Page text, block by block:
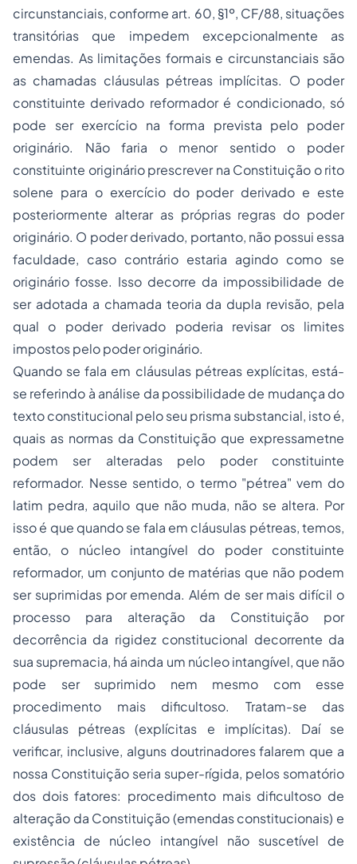
circunstanciais, conforme art. 60, §1º, CF/88, situações
transitórias que impedem excepcionalmente as
emendas. As limitações formais e circunstanciais são
as chamadas cláusulas pétreas implícitas. O poder
constituinte derivado reformador é condicionado, só
pode ser exercício na forma prevista pelo poder
originário. Não faria o menor sentido o poder
constituinte originário prescrever na Constituição o rito
solene para o exercício do poder derivado e este
posteriormente alterar as próprias regras do poder
originário. O poder derivado, portanto, não possui essa
faculdade, caso contrário estaria agindo como se
originário fosse. Isso decorre da impossibilidade de
ser adotada a chamada teoria da dupla revisão, pela
qual o poder derivado poderia revisar os limites
impostos pelo poder originário.
Quando se fala em cláusulas pétreas explícitas, está-
se referindo à análise da possibilidade de mudança do
texto constitucional pelo seu prisma substancial, isto é,
quais as normas da Constituição que expressametne
podem ser alteradas pelo poder constituinte
reformador. Nesse sentido, o termo "pétrea" vem do
latim pedra, aquilo que não muda, não se altera. Por
isso é que quando se fala em cláusulas pétreas, temos,
então, o núcleo intangível do poder constituinte
reformador, um conjunto de matérias que não podem
ser suprimidas por emenda. Além de ser mais difícil o
processo para alteração da Constituição por
decorrência da rigidez constitucional decorrente da
sua supremacia, há ainda um núcleo intangível, que não
pode ser suprimido nem mesmo com esse
procedimento mais dificultoso. Tratam-se das
cláusulas pétreas (explícitas e implícitas). Daí se
verificar, inclusive, alguns doutrinadores falarem que a
nossa Constituição seria super-rígida, pelos somatório
dos dois fatores: procedimento mais dificultoso de
alteração da Constituição (emendas constitucionais) e
existência de núcleo intangível não suscetível de